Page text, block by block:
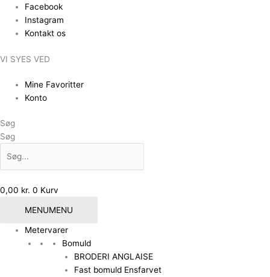
indholdet
Facebook
Instagram
Kontakt os
VI SYES VED
Mine Favoritter
Konto
Søg
Søg
0,00 kr. 0 Kurv
MENUMENU
Metervarer
Bomuld
BRODERI ANGLAISE
Fast bomuld Ensfarvet